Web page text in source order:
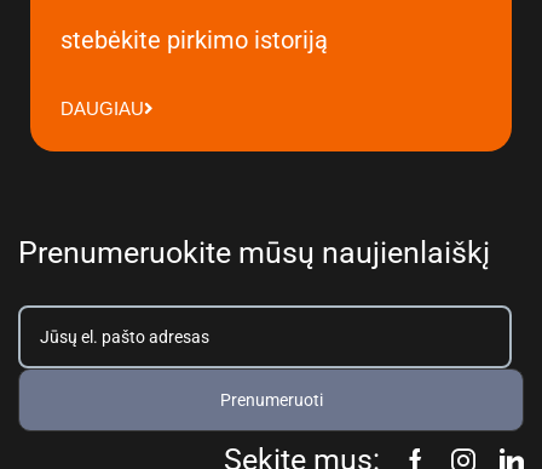
stebėkite pirkimo istoriją
DAUGIAU
Prenumeruokite mūsų naujienlaiškį
Prenumeruoti
Sekite mus: